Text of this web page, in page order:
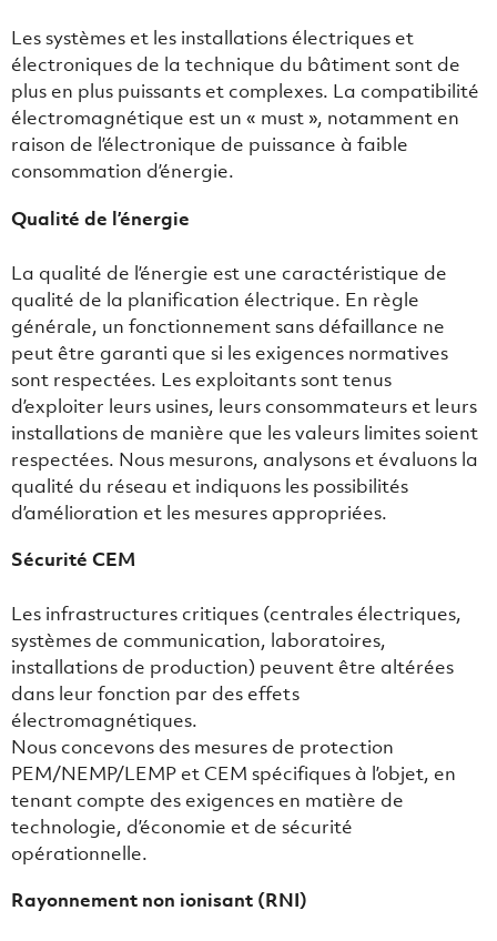
Les systèmes et les installations électriques et
électroniques de la technique du bâtiment sont de
plus en plus puissants et complexes. La compatibilité
électromagnétique est un « must », notamment en
raison de l’électronique de puissance à faible
consommation d’énergie.
Qualité de l’énergie
La qualité de l’énergie est une caractéristique de
qualité de la planification électrique. En règle
générale, un fonctionnement sans défaillance ne
peut être garanti que si les exigences normatives
sont respectées. Les exploitants sont tenus
d’exploiter leurs usines, leurs consommateurs et leurs
installations de manière que les valeurs limites soient
respectées. Nous mesurons, analysons et évaluons la
qualité du réseau et indiquons les possibilités
d’amélioration et les mesures appropriées.
Sécurité CEM
Les infrastructures critiques (centrales électriques,
systèmes de communication, laboratoires,
installations de production) peuvent être altérées
dans leur fonction par des effets
électromagnétiques.
Nous concevons des mesures de protection
PEM/NEMP/LEMP et CEM spécifiques à l’objet, en
tenant compte des exigences en matière de
technologie, d’économie et de sécurité
opérationnelle.
Rayonnement non ionisant (RNI)